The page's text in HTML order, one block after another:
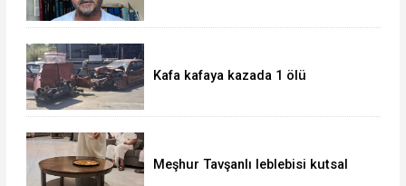
Kafa kafaya kazada 1 ölü
Meşhur Tavşanlı leblebisi kutsal